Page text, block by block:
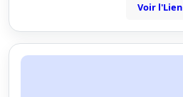
Voir l'Lien